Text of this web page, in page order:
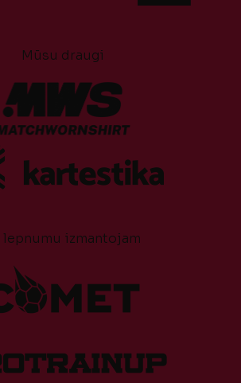
Mūsu draugi
lepnumu izmantojam